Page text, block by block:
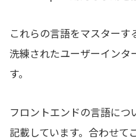
これらの言語をマスター
洗練されたユーザーインタ
す。
フロントエンドの言語につ
記載しています。合わせて